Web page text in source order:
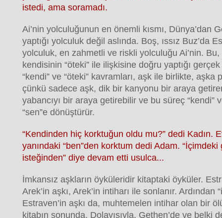
istedi, ama soramadı.
Ai’nin yolculuğunun en önemli kısmı, Dünya’dan
yaptığı yolculuk değil aslında. Boş, ıssız Buz’da
yolculuk, en zahmetli ve riskli yolculuğu Ai’nin. Bu,
kendisinin “öteki” ile ilişkisine doğru yaptığı
“kendi” ve “öteki” kavramları, aşk ile birlikte, aşka
çünkü sadece aşk, dik bir kanyonu bir araya
yabancıyı bir araya getirebilir ve bu süreç “kendi”
“sen”e dönüştürür.
“Kendinden hiç korktuğun oldu mu?” dedi Kadın.
yanındaki “ben”den korktum dedi Adam. “İçimdeki
isteğinden” diye devam etti usulca...
İmkansız aşkların öyküleridir kitaptaki öyküler.
Arek’in aşkı, Arek’in intiharı ile sonlanır. Ardından
Estraven’in aşkı da, muhtemelen intihar olan bir
kitabın sonunda. Dolayısıyla, Gethen’de ve belki